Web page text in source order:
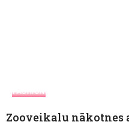
FASHION
Zooveikalu nākotnes